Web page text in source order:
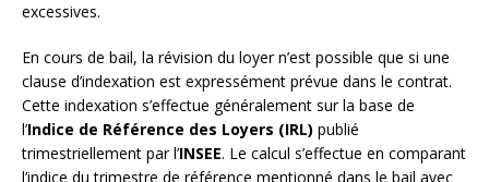
excessives.
En cours de bail, la révision du loyer n’est possible que si une
clause d’indexation est expressément prévue dans le contrat.
Cette indexation s’effectue généralement sur la base de
l’Indice de Référence des Loyers (IRL) publié
trimestriellement par l’INSEE. Le calcul s’effectue en comparant
l’indice du trimestre de référence mentionné dans le bail avec